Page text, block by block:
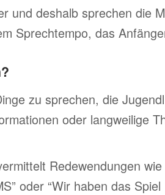
und deshalb sprechen die
Sprechtempo, das
zu sprechen, die
oder langweilige
Redewendungen
oder “Wir haben das